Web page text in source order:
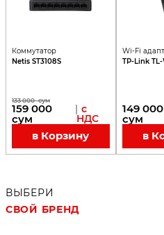
Коммутатор
Netis ST3108S
133 000 сум
159 000
сум
| с
НДС
в Корзину
Wi-Fi
TP-Link
149 000
сум
в
ВЫБЕРИ
СВОЙ БРЕНД